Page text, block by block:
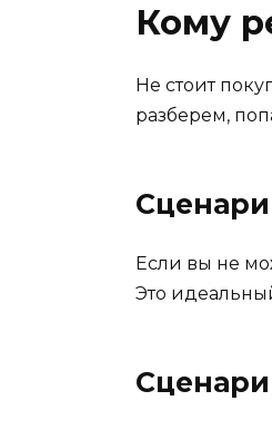
Кому
Не стоит
разберем,
Если вы не
Это